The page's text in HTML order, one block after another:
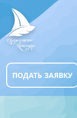
ПОДАТЬ ЗАЯВКУ